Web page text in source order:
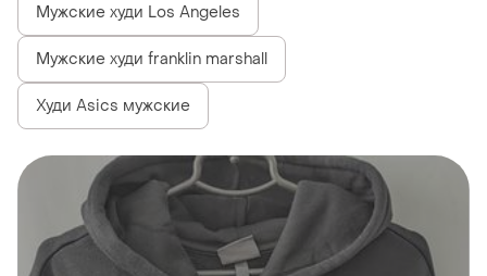
Мужские худи Los Angeles
Мужские худи franklin marshall
Худи Asics мужские